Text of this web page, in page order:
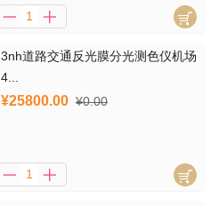
3nh道路交通反光膜分光测色仪机场
4...
¥25800.00 ¥0.00